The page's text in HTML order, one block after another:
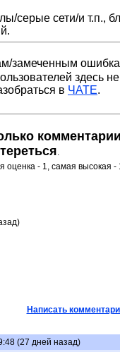
серые сети/и т.п.,
замеченным
здесь
в ЧАТЕ.
.
оценка - 1, самая высокая -
Написать
(27 дней назад)